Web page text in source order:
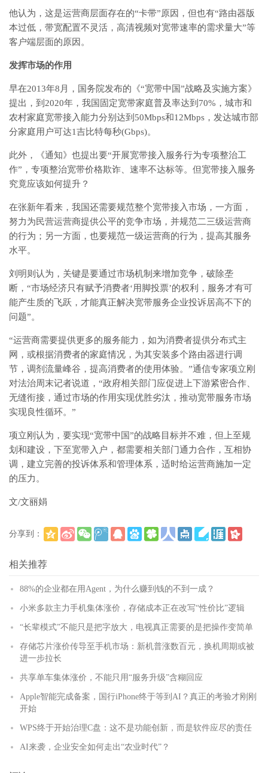
他认为，这是运营商层面存在的“卡带”原因，但也有“路由器版
本过低，带宽配置不灵活，高清视频对宽带速率的需求量大”等
客户端层面的原因。
发挥市场的作用
早在2013年8月，国务院发布的《“宽带中国”战略及实施方案》
提出，到2020年，我国固定宽带家庭普及率达到70%，城市和
农村家庭宽带接入能力分别达到50Mbps和12Mbps，发达城市部
分家庭用户可达1吉比特每秒(Gbps)。
此外，《通知》也提出要“开展宽带接入服务行为专项整治工
作”，专项整治宽带价格欺诈、速率不达标等。但宽带接入服务
究竟应该如何提升？
在张新年看来，我国还需要规范整个宽带接入市场，一方面，
努力为民营运营商提供公平的竞争市场，并规范二三级运营商
的行为；另一方面，也要规范一级运营商的行为，提高其服务
水平。
刘明则认为，关键是要通过市场机制来增加竞争，破除垄
断，“市场经济只有赋予消费者‘用脚投票’的权利，服务才有可
能产生质的飞跃，才能真正解决宽带服务企业投诉居高不下的
问题”。
“运营商需要提供更多的服务能力，如为消费者提供分布式主
网，或根据消费者的家庭情况，为其安装多个路由器进行调
节，调剂流量峰谷，提高消费者的使用体验。”通信专家项立刚
对法治周末记者说道，“政府相关部门应促进上下游紧密合作、
无缝衔接，通过市场的作用实现优胜劣汰，推动宽带服务市场
实现良性循环。”
项立刚认为，要实现“宽带中国”的战略目标并不难，但上至规
划和建设，下至宽带入户，都需要相关部门通力合作，互相协
调，建立完善的投诉体系和管理体系，适时给运营商施加一定
的压力。
文/文丽娟
分享到：
相关推荐
88%的企业都在用Agent，为什么赚到钱的不到一成？
小米多款主力手机集体涨价，存储成本正在改写“性价比”逻辑
“长辈模式”不能只是把字放大，电视真正需要的是把操作变简单
存储芯片涨价传导至手机市场：新机普涨数百元，换机周期或被
进一步拉长
共享单车集体涨价，不能只用“服务升级”含糊回应
Apple智能完成备案，国行iPhone终于等到AI？真正的考验才刚刚
开始
WPS终于开始治理C盘：这不是功能创新，而是软件应尽的责任
AI来袭，企业安全如何走出“农业时代”？